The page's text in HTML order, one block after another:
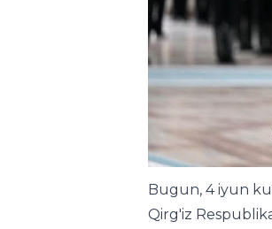
Bugun, 4 iyun
Qirg'iz